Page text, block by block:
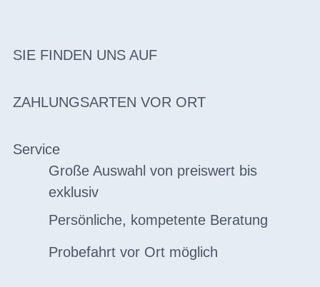
SIE FINDEN UNS AUF
ZAHLUNGSARTEN VOR ORT
Service
Große Auswahl von preiswert bis
exklusiv
Persönliche, kompetente Beratung
Probefahrt vor Ort möglich